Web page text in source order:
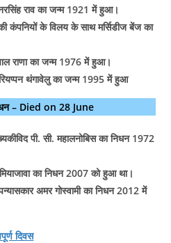
नरसिंह राव का जन्म 1921 में हुआ।
कंपनियों के विलय के साथ मर्सिडीज बेंज का
राणा का जन्म 1976 में हुआ।
थंगावेलु का जन्म 1995 में हुआ
– Died on 28 June
पी. सी. महालनोबिस का निधन 1972
का निधन 2007 को हुआ था।
अमर गोस्वामी का निधन 2012 में
दिवस